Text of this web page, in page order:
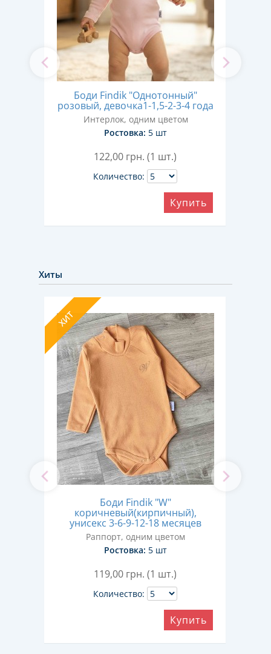
Боди Findik "Однотонный"
розовый, девочка1-1,5-2-3-4 года
Интерлок, одним цветом
Ростовка: 5 шт
122,00 грн. (1 шт.)
Количество:
Купить
Хиты
ХИТ
Боди Findik "W"
коричневый(кирпичный),
унисекс 3-6-9-12-18 месяцев
Раппорт, одним цветом
Ростовка: 5 шт
119,00 грн. (1 шт.)
Количество:
Купить